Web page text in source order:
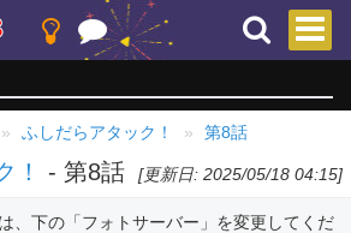
ふしだらアタック！ 第8話
！ - 第8話 [更新日: 2025/05/18 04:15]
、下の「フォトサーバー」を変更してくだ